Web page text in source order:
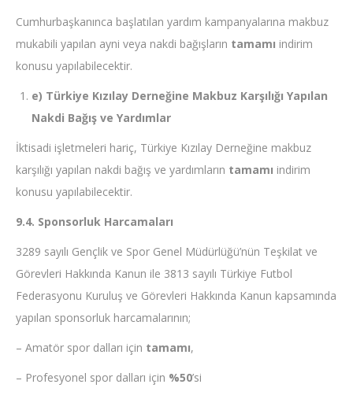
Cumhurbaşkanınca başlatılan yardım kampanyalarına makbuz
mukabili yapılan ayni veya nakdi bağışların tamamı indirim
konusu yapılabilecektir.
e) Türkiye Kızılay Derneğine Makbuz Karşılığı Yapılan
Nakdi Bağış ve Yardımlar
İktisadi işletmeleri hariç, Türkiye Kızılay Derneğine makbuz
karşılığı yapılan nakdi bağış ve yardımların tamamı indirim
konusu yapılabilecektir.
9.4. Sponsorluk Harcamaları
3289 sayılı Gençlik ve Spor Genel Müdürlüğü’nün Teşkilat ve
Görevleri Hakkında Kanun ile 3813 sayılı Türkiye Futbol
Federasyonu Kuruluş ve Görevleri Hakkında Kanun kapsamında
yapılan sponsorluk harcamalarının;
– Amatör spor dalları için tamamı,
– Profesyonel spor dalları için %50’si